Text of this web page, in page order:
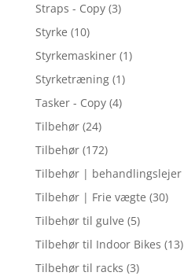
Straps - Copy (3)
Styrke (10)
Styrkemaskiner (1)
Styrketræning (1)
Tasker - Copy (4)
Tilbehør (24)
Tilbehør (172)
Tilbehør | behandlingslejer
Tilbehør | Frie vægte (30)
Tilbehør til gulve (5)
Tilbehør til Indoor Bikes (13)
Tilbehør til racks (3)